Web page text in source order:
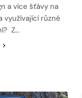
a více šťávy na
využívající různé
Z…